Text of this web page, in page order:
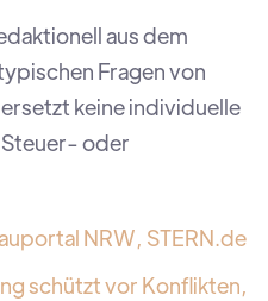
aus dem
Fragen von
keine individuelle
oder
NRW, STERN.de
schützt vor Konflikten,